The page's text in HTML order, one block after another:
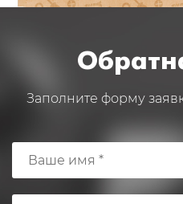
Заполните форму